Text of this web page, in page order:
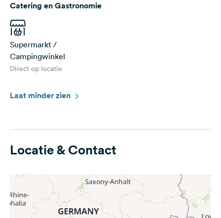
Catering en Gastronomie
Supermarkt /
Campingwinkel
Direct op locatie
Laat minder zien
Locatie & Contact